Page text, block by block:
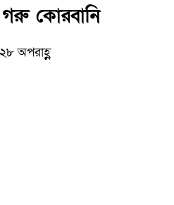
কোরবানি
অপরাহ্ণ